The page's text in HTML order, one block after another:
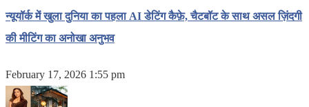
न्यूयॉर्क में खुला दुनिया का पहला AI डेटिंग कैफ़े, चैटबॉट के साथ असल ज़िंदगी
की मीटिंग का अनोखा अनुभव
February 17, 2026 1:55 pm